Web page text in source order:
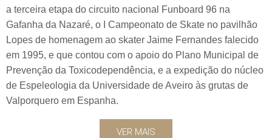
a terceira etapa do circuito nacional Funboard 96 na
Gafanha da Nazaré, o I Campeonato de Skate no pavilhão
Lopes de homenagem ao skater Jaime Fernandes falecido
em 1995, e que contou com o apoio do Plano Municipal de
Prevenção da Toxicodependência, e a expedição do núcleo
de Espeleologia da Universidade de Aveiro às grutas de
Valporquero em Espanha.
VER MAIS